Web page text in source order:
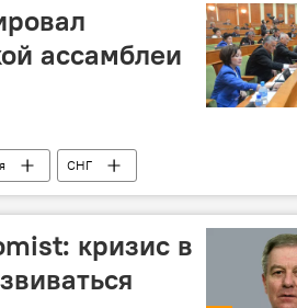
ассамблеи
СНГ
кризис в